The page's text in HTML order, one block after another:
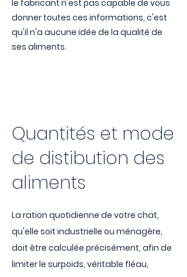
le fabricant n'est pas capable de vous
donner toutes ces informations, c'est
qu'il n'a aucune idée de la qualité de
ses aliments.
Quantités et mode
de distibution des
aliments
La ration quotidienne de votre chat,
qu'elle soit industrielle ou ménagère,
doit être calculée précisément, afin de
limiter le surpoids, véritable fléau,